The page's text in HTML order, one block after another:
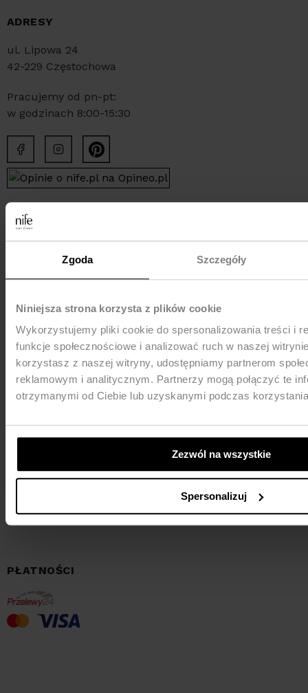
Zgoda Szczegóły
Niniejsza strona korzysta z plików cookie
Wykorzystujemy pliki cookie do spersonalizowania treści i
funkcje społecznościowe i analizować ruch w naszej
korzystasz z naszej witryny, udostępniamy partnerom
reklamowym i analitycznym. Partnerzy mogą połączyć te
otrzymanymi od Ciebie lub uzyskanymi podczas
Zezwól na wszystkie
Spersonalizuj
ADRESY
ul. Lipowa 24
42-229 Częstochowa
Pracujemy od pn-pt:
w godzinach 8:00-15:30
tel. +48 535 123 772
tel. +48 34 321 30 55
e-mail: sklep@nife.pl
MEDIA e-mail:pr@nife.pl
WYSYŁKA
PŁATNOŚCI